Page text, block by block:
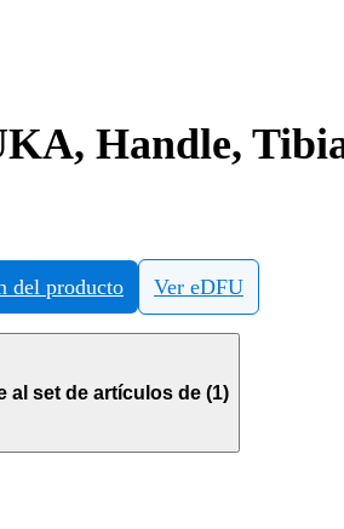
Handle,
del producto Ver eDFU
al set de artículos de (1)